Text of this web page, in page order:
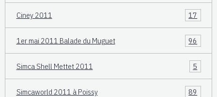
Ciney 2011 17
1er mai 2011 Balade du Muguet 96
Simca Shell Mettet 2011 5
Simcaworld 2011 à Poissy 89